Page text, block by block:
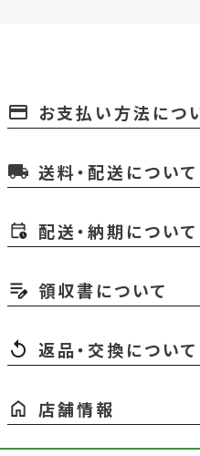
payment お支払い方法につ
local_shipping 送料・配送について
配送・納期について
領収書について
返品・交換について
店舗情報